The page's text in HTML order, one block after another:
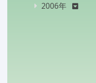
2006年